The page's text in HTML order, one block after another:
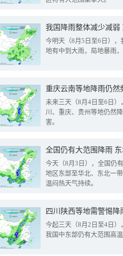
我国降雨整体减少减弱
今明天（8月5日至6日）
地有中到大雨，局地暴雨
重庆云南等地降雨仍然
未来三天（8月4日至6日
川、重庆、贵州等地仍然
害。
全国仍有大范围降雨
今天（8月3日），全国仍
地区东部至华北、东北一
温闷热天气持续。
今起三天（8月2日至4日
我国中东部仍有大范围高